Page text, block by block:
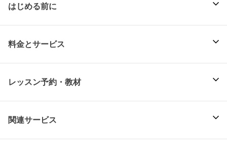
はじめる前に
料金とサービス
レッスン予約・教材
関連サービス